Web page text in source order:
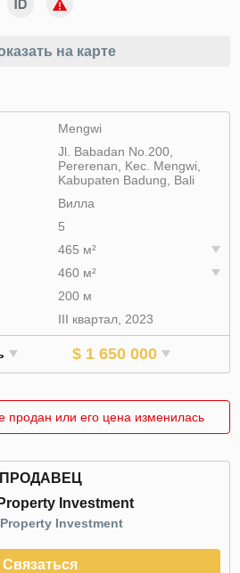
на карте
Mengwi
Jl. Babadan No.200,
Pererenan, Kec. Mengwi,
Kabupaten Badung, Bali
Вилла
5
465 м²
460 м²
200 м
III квартал, 2023
$ 1 650 000
продан или его цена изменилась
ПРОДАВЕЦ
Investment
Property Investment
Связаться